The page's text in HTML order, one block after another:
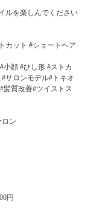
ルを楽しんでください
カット #ショートヘア
小顔 #ひし形 #ストカ
サロンモデル#トキオ
髪質改善#ツイストス
ン
円